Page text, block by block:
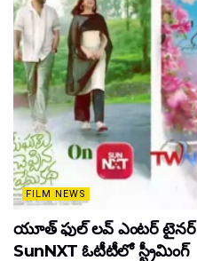
FILM NEWS
యూత్ ఫుల్ లవ్ ఎంటర్
SunNXT ఓటీటీలో స్ట్రీమింగ్